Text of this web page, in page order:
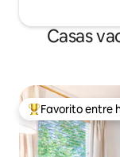
Casas
Favorito entre
Favorito entre